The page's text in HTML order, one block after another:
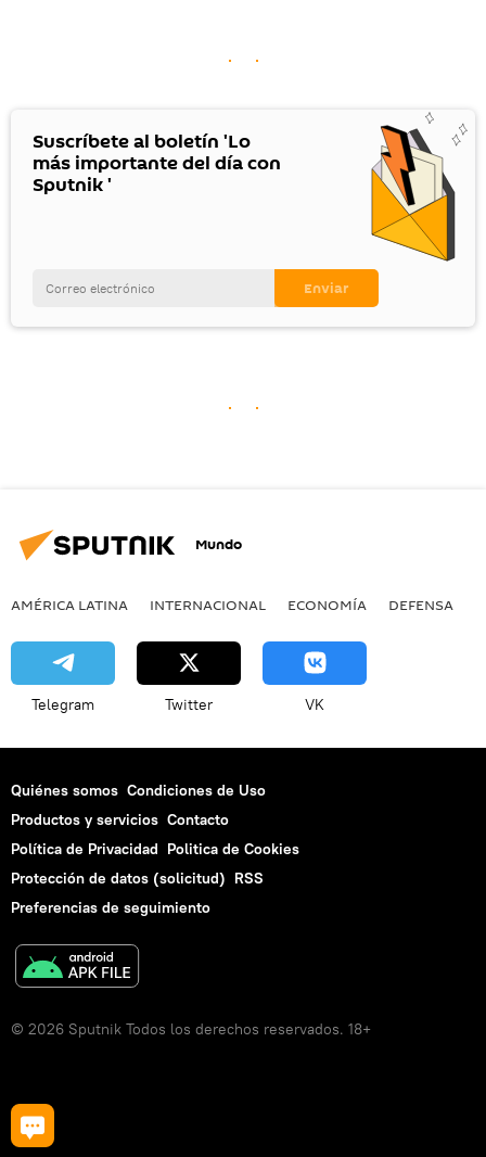
Suscríbete al boletín 'Lo
más importante del día con
Sputnik '
Mundo
AMÉRICA LATINA INTERNACIONAL ECONOMÍA DEFENSA
Telegram Twitter VK
Quiénes somos Condiciones de Uso
Productos y servicios Contacto
Política de Privacidad Politica de Cookies
Protección de datos (solicitud) RSS
Preferencias de seguimiento
© 2026 Sputnik Todos los derechos reservados. 18+